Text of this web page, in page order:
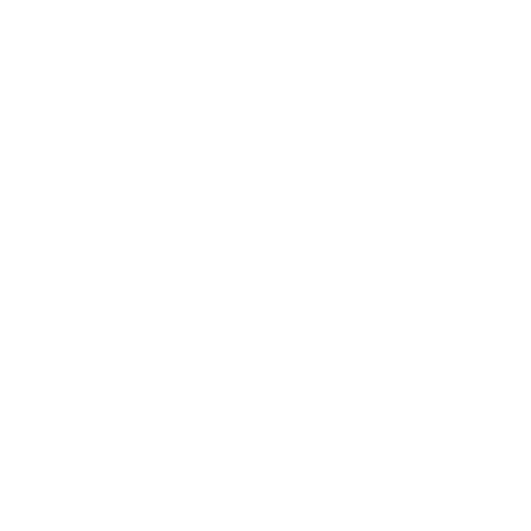
se apaixonar. Eles nunca rotularam o que tinham,
havia uma mesa com pratos sofisticados, um
ficou um pouco constrangida com a luxuosa
mensal. Vendo a constrangida, Victor a